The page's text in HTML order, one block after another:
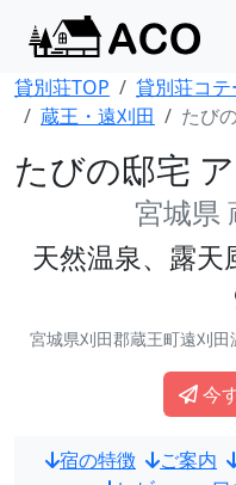
貸別荘TOP 貸別荘コテ
蔵王・遠刈田
たび
たびの邸宅
宮城県
天然温泉、露天
宮城県刈田郡蔵王町遠刈
今
宿の特徴 ご案内